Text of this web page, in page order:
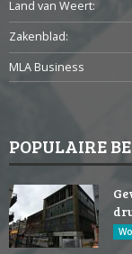
Land van Weert:
Zakenblad:
MLA Business
POPULAIRE